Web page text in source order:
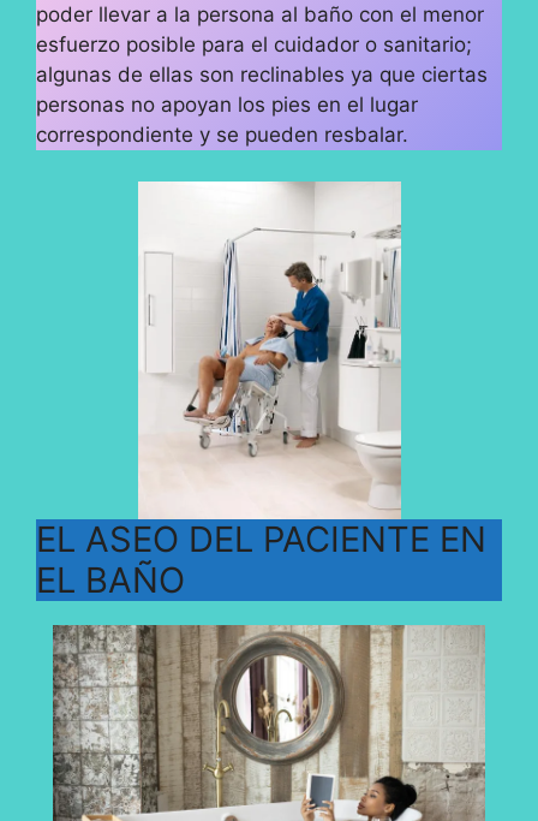
poder llevar a la persona al baño con el menor
esfuerzo posible para el cuidador o sanitario;
algunas de ellas son reclinables ya que ciertas
personas no apoyan los pies en el lugar
correspondiente y se pueden resbalar.
EL ASEO DEL PACIENTE EN
EL BAÑO